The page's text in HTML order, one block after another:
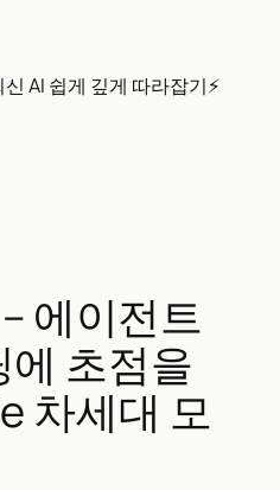
신 AI 쉽게 깊게 따라잡기⚡
에이전트
초점을
차세대 모